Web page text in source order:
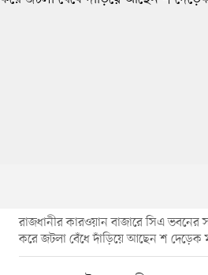
রাজধানীর কারওয়ান বাজারে সিএ ভবনের
করে জটলা বেঁধে দাঁড়িয়ে আছেন শ দেড়েক